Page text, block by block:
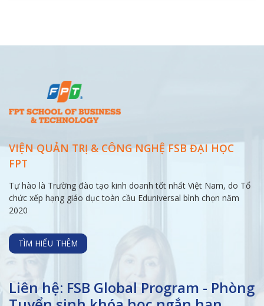
VIỆN QUẢN TRỊ & CÔNG NGHỆ FSB ĐẠI HỌC
FPT
Tự hào là Trường đào tạo kinh doanh tốt nhất Việt Nam, do Tổ
chức xếp hạng giáo dục toàn cầu Eduniversal bình chọn năm
2020
TÌM HIỂU THÊM
Liên hệ: FSB Global Program - Phòng